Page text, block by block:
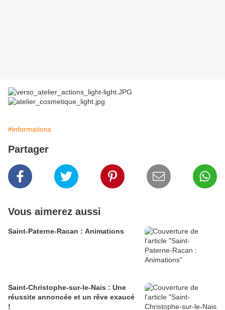
#informations
Partager
Vous aimerez aussi
Saint-Paterne-Racan : Animations
Saint-Christophe-sur-le-Nais : Une
réussite annoncée et un rêve exaucé
!